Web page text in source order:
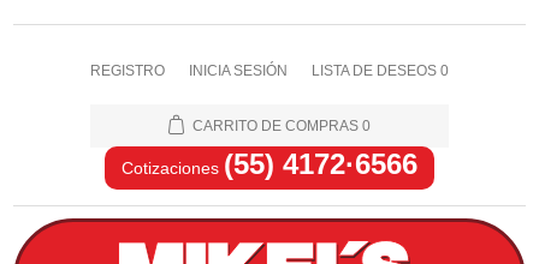
REGISTRO INICIA SESIÓN LISTA DE DESEOS 0
CARRITO DE COMPRAS 0
Cotizaciones (55) 4172·6566